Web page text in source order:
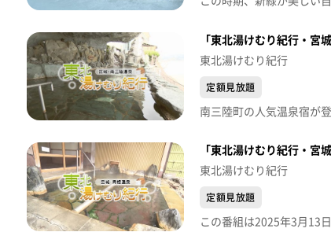
「東北湯けむり紀行・宮
東北湯けむり紀行
定額見放題
「東北湯けむり紀行・宮
東北湯けむり紀行
定額見放題